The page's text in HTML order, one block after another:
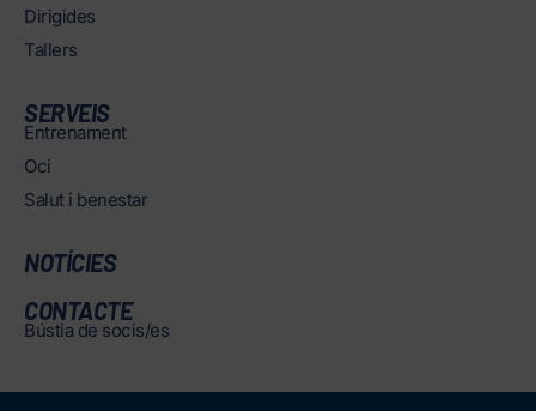
Dirigides
Tallers
SERVEIS
Entrenament
Oci
Salut i benestar
NOTÍCIES
CONTACTE
Bústia de socis/es